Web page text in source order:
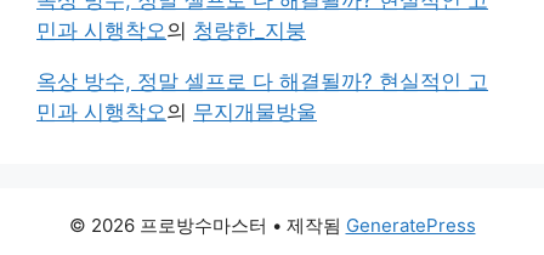
민과 시행착오의 청량한_지붕
옥상 방수, 정말 셀프로 다 해결될까? 현실적인 고
민과 시행착오의 무지개물방울
© 2026 프로방수마스터 • 제작됨 GeneratePress